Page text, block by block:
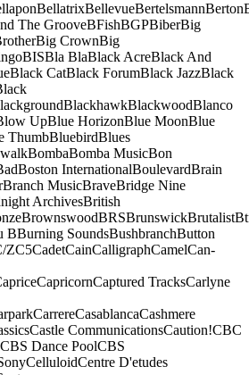
BellatrixBellevueBertelsmannBerton
The GrooveBFishBGPBiberBig
Big CrownBig
BISBla BlaBlack AcreBlack And
Black CatBlack ForumBlack JazzBlack
BlackhawkBlackwoodBlanco
UpBlue HorizonBlue MoonBlue
ThumbBluebirdBlues
BombaBomba MusicBon
Boston InternationalBoulevardBrain
Branch MusicBraveBridge Nine
ArchivesBritish
BrownswoodBRSBrunswickBrutalist
BBurning SoundsBushbranchButton
ZC5CadetCainCalligraphCamelCan-
CapricornCaptured TracksCarlyne
CarrereCasablancaCashmere
Castle CommunicationsCaution!CBC
CBS Dance PoolCBS
CelluloidCentre D'etudes